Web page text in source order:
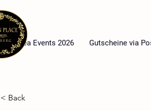
High Tea Events 2026 Gutscheine via
< Back